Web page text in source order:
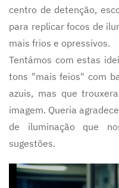
centro de detenção,
para replicar focos de
mais frios e opressivos.
Tentámos com estas
tons "mais feios" com
azuis, mas que
imagem. Queria
de iluminação que
sugestões.